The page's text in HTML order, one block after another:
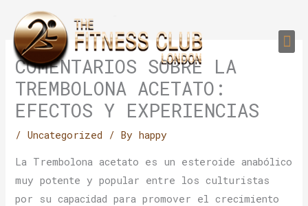
content
COMENTARIOS SOBRE LA
TREMBOLONA ACETATO:
EFECTOS Y EXPERIENCIAS
/Uncategorized / Byhappy
La Trembolona acetato es un esteroide anabólico
muy potente y popular entre los culturistas
por su capacidad para promover el crecimiento